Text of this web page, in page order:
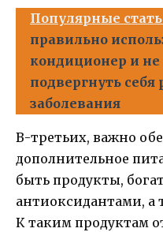
Популярные
правильно
кондиционер и не
подвергнуть себя
заболевания
В-третьих, важно
дополнительное
быть продукты,
антиоксидантами, а
К таким продуктам